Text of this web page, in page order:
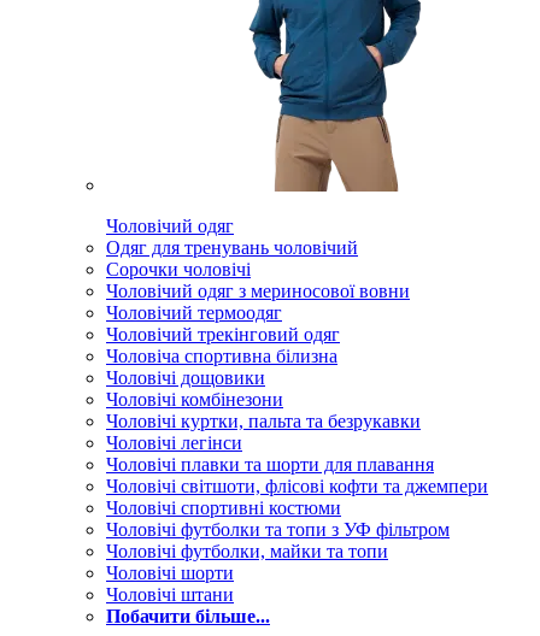
Чоловічий одяг
Одяг для тренувань чоловічий
Сорочки чоловічі
Чоловічий одяг з мериносової вовни
Чоловічий термоодяг
Чоловічий трекінговий одяг
Чоловіча спортивна білизна
Чоловічі дощовики
Чоловічі комбінезони
Чоловічі куртки, пальта та безрукавки
Чоловічі легінси
Чоловічі плавки та шорти для плавання
Чоловічі світшоти, флісові кофти та джемпери
Чоловічі спортивні костюми
Чоловічі футболки та топи з УФ фільтром
Чоловічі футболки, майки та топи
Чоловічі шорти
Чоловічі штани
Побачити більше...